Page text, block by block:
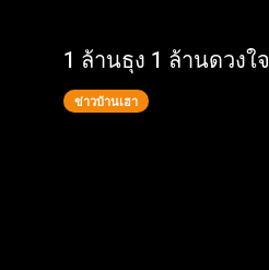
1 ล้านธุง 1 ล้านดวงใจ
ข่าวบ้านเฮา